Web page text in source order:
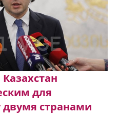
для
странами